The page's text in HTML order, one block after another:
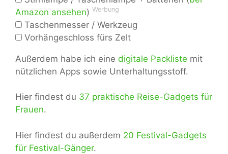
Amazon ansehen) Werbung
Taschenmesser / Werkzeug
Vorhängeschloss fürs Zelt
Außerdem habe ich eine digitale Packliste mit
nützlichen Apps sowie Unterhaltungsstoff.
Hier findest du 37 praktische Reise-Gadgets für
Frauen.
Hier findest du außerdem 20 Festival-Gadgets
für Festival-Gänger.